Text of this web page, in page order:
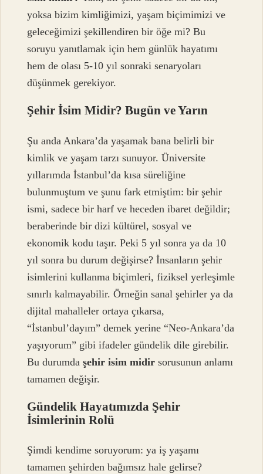
yoksa bizim kimliğimizi, yaşam biçimimizi ve
geleceğimizi şekillendiren bir öğe mi? Bu
soruyu yanıtlamak için hem günlük hayatımı
hem de olası 5-10 yıl sonraki senaryoları
düşünmek gerekiyor.
Şehir İsim Midir? Bugün ve Yarın
Şu anda Ankara’da yaşamak bana belirli bir
kimlik ve yaşam tarzı sunuyor. Üniversite
yıllarımda İstanbul’da kısa süreliğine
bulunmuştum ve şunu fark etmiştim: bir şehir
ismi, sadece bir harf ve heceden ibaret değildir;
beraberinde bir dizi kültürel, sosyal ve
ekonomik kodu taşır. Peki 5 yıl sonra ya da 10
yıl sonra bu durum değişirse? İnsanların şehir
isimlerini kullanma biçimleri, fiziksel yerleşimle
sınırlı kalmayabilir. Örneğin sanal şehirler ya da
dijital mahalleler ortaya çıkarsa,
“İstanbul’dayım” demek yerine “Neo-Ankara’da
yaşıyorum” gibi ifadeler gündelik dile girebilir.
Bu durumdaşehir isim midir sorusunun anlamı
tamamen değişir.
Gündelik Hayatımızda Şehir
İsimlerinin Rolü
Şimdi kendime soruyorum: ya iş yaşamı
tamamen şehirden bağımsız hale gelirse?